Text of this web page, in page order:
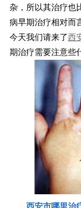
杂，所以其治疗也
病早期治疗相对而
今天我们请来了西
期治疗需要注意些